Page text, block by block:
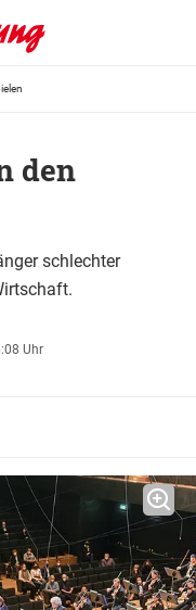
den
schlechter
Uhr